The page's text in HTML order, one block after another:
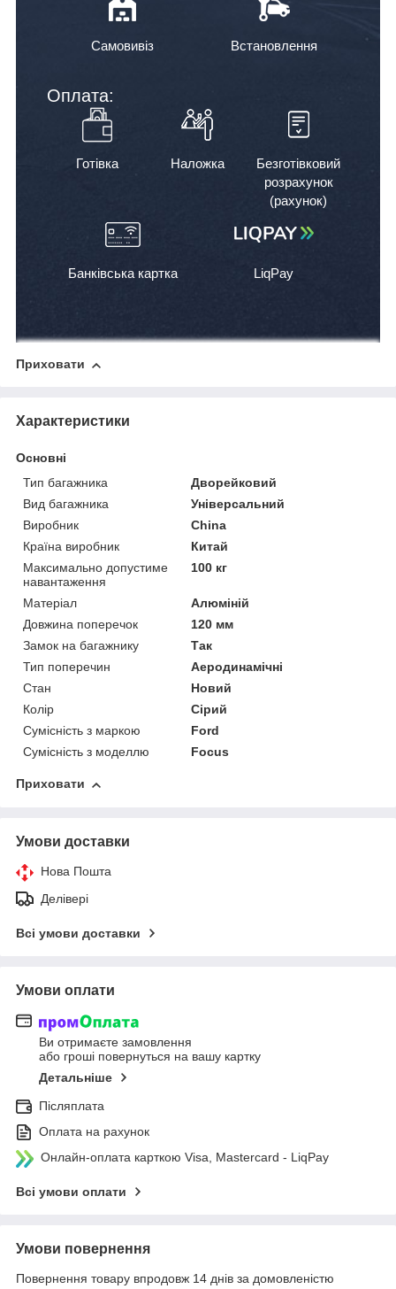
Самовивіз Встановлення
Оплата:
Готівка Наложка
Безготівковий
розрахунок
(рахунок)
Банківська картка LiqPay
Приховати
Характеристики
Основні
Тип багажника
Дворейковий
Вид багажника
Універсальний
Виробник
China
Країна виробник
Китай
Максимально допустиме
навантаження
100 кг
Матеріал
Алюміній
Довжина поперечок
120 мм
Замок на багажнику
Так
Тип поперечин
Аеродинамічні
Стан
Новий
Колір
Сірий
Сумісність з маркою
Ford
Сумісність з моделлю
Focus
Приховати
Умови доставки
Нова Пошта
Делівері
Всі умови доставки
Умови оплати
Ви отримаєте замовлення
або гроші повернуться на вашу картку
Детальніше
Післяплата
Оплата на рахунок
Онлайн-оплата карткою Visa, Mastercard - LiqPay
Всі умови оплати
Умови повернення
Повернення товару впродовж 14 днів за домовленістю